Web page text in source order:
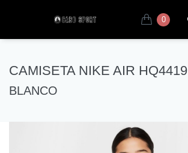
0
CAMISETA NIKE AIR HQ4419
BLANCO